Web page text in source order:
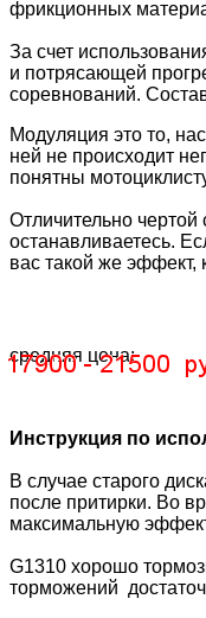
фрикционных
За счет
и потрясающей
соревнований.
Модуляция это то,
ней не происходит
понятны
Отличительно
останавливаетесь.
вас такой же эффект,
средняя цена:
Инструкция по
В случае старого
после притирки. Во
максимальную
G1310 хорошо
торможений